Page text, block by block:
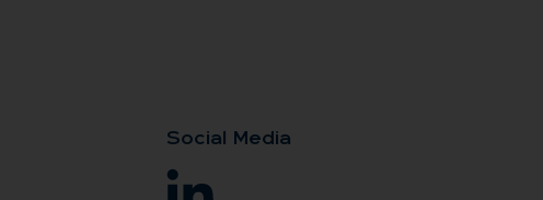
So­ci­al Me­dia